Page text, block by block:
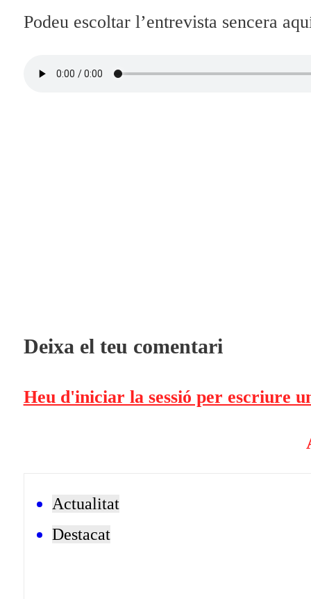
Podeu escoltar l’entrevista sencera
Deixa el teu comentari
Heu d'iniciar la sessió per escriure
Actualitat
Destacat